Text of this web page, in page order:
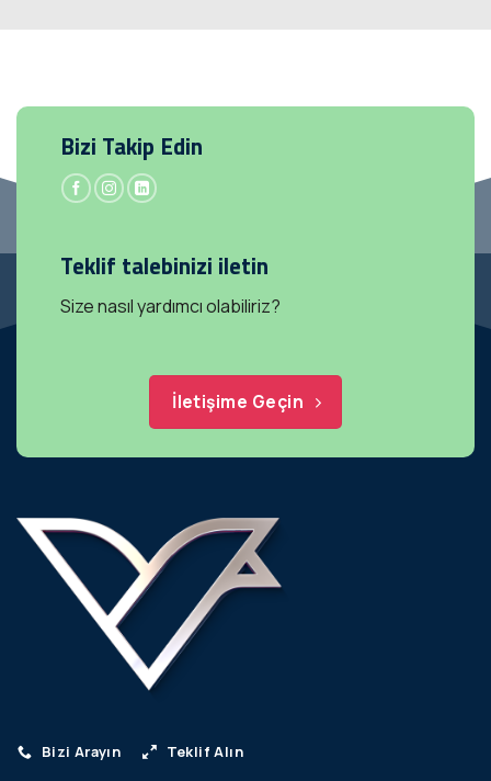
Bizi Takip Edin
Teklif talebinizi iletin
Size nasıl yardımcı olabiliriz?
İletişime Geçin
Bizi Arayın Teklif Alın